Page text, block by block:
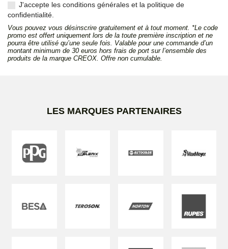
J'accepte les conditions générales et la politique de
confidentialité.
Vous pouvez vous désinscrire gratuitement et à tout moment. *Le code
promo est offert uniquement lors de la toute première inscription et ne
pourra être utilisé qu’une seule fois. Valable pour une commande d’un
montant minimum de 30 euros hors frais de port sur l’ensemble des
produits de la marque CREOX. Offre non cumulable.
LES MARQUES PARTENAIRES